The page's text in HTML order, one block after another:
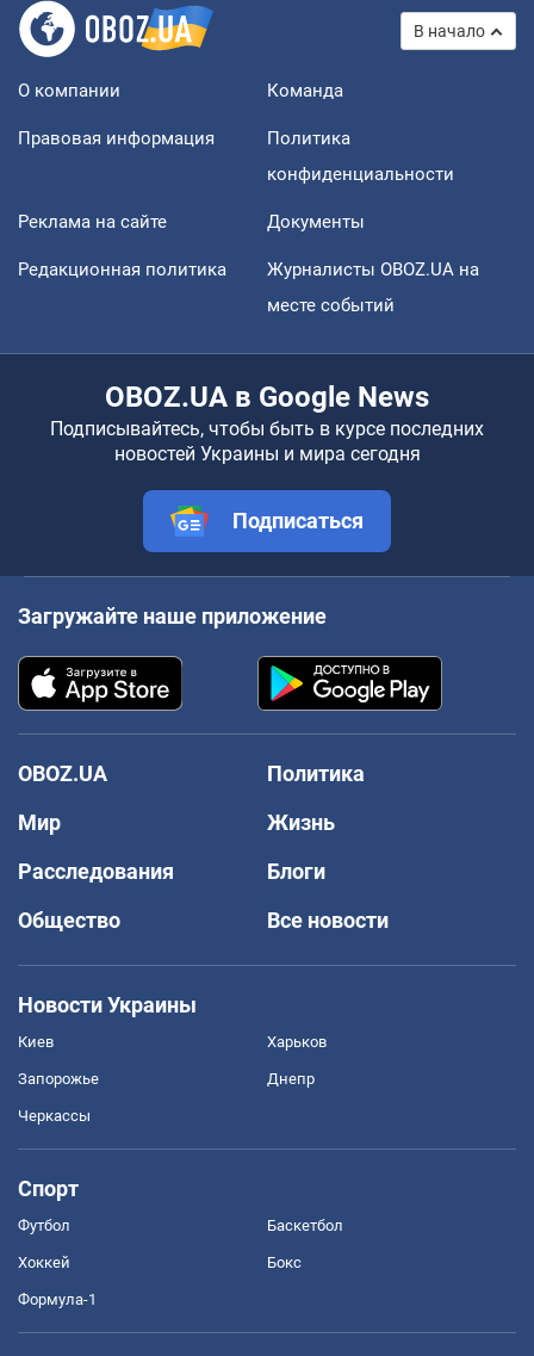
В начало
О компании Команда
Правовая информация
Политика
конфиденциальности
Реклама на сайте Документы
Редакционная политика
Журналисты OBOZ.UA на
месте событий
OBOZ.UA в Google News
Подписывайтесь, чтобы быть в курсе последних
новостей Украины и мира сегодня
Подписаться
Загружайте наше приложение
OBOZ.UA
Политика
Мир
Жизнь
Расследования
Блоги
Общество
Все новости
Новости Украины
Киев Харьков
Запорожье Днепр
Черкассы
Спорт
Футбол Баскетбол
Хоккей Бокс
Формула-1